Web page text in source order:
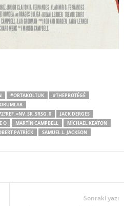
#ORTAKOLTUK
#THEPROTÉGÉ
JACK DERGES
Q MARTIN CAMPBELL
MICHAEL KEATON
PATRICK
SAMUEL L. JACKSON
Sonraki yazı